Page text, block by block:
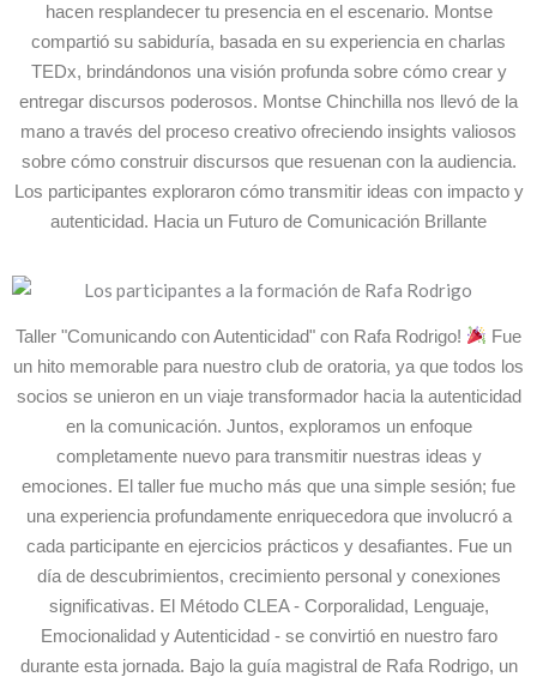
hacen resplandecer tu presencia en el escenario. Montse
compartió su sabiduría, basada en su experiencia en charlas
TEDx, brindándonos una visión profunda sobre cómo crear y
entregar discursos poderosos. Montse Chinchilla nos llevó de la
mano a través del proceso creativo ofreciendo insights valiosos
sobre cómo construir discursos que resuenan con la audiencia.
Los participantes exploraron cómo transmitir ideas con impacto y
autenticidad. Hacia un Futuro de Comunicación Brillante
Taller "Comunicando con Autenticidad" con Rafa Rodrigo!
Fue
un hito memorable para nuestro club de oratoria, ya que todos los
socios se unieron en un viaje transformador hacia la autenticidad
en la comunicación. Juntos, exploramos un enfoque
completamente nuevo para transmitir nuestras ideas y
emociones. El taller fue mucho más que una simple sesión; fue
una experiencia profundamente enriquecedora que involucró a
cada participante en ejercicios prácticos y desafiantes. Fue un
día de descubrimientos, crecimiento personal y conexiones
significativas. El Método CLEA - Corporalidad, Lenguaje,
Emocionalidad y Autenticidad - se convirtió en nuestro faro
durante esta jornada. Bajo la guía magistral de Rafa Rodrigo, un